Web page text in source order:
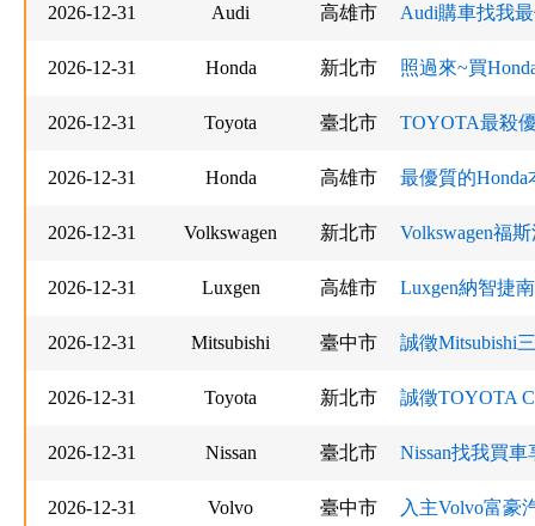
2026-12-31 Audi 高雄市 Audi購車找我
2026-12-31 Honda 新北市 照過來~買
2026-12-31 Toyota 臺北市 TOYOTA最殺
2026-12-31 Honda 高雄市 最優質的
2026-12-31 Volkswagen 新北市 Volkswagen福
2026-12-31 Luxgen 高雄市 Luxgen納智捷
2026-12-31 Mitsubishi 臺中市 誠徵Mitsubishi
2026-12-31 Toyota 新北市 誠徵TOYOTA
2026-12-31 Nissan 臺北市 Nissan找我買車
2026-12-31 Volvo 臺中市 入主Volvo富豪